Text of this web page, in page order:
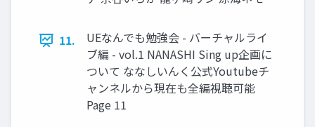
11.
UEなんでも勉強会 - バーチャルライ
ブ編 - vol.1 NANASHI Sing up企画に
ついて ななしいんく公式Youtubeチ
ャンネルから現在も全編視聴可能
Page 11